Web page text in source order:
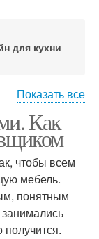
для кухни
размерами
с размерами
Показать все
Как
чтобы всем
мебель.
понятным